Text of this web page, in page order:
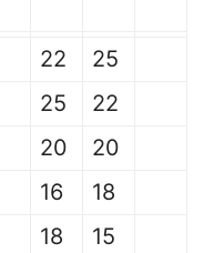
22
25
25
22
20
20
16
18
18
15